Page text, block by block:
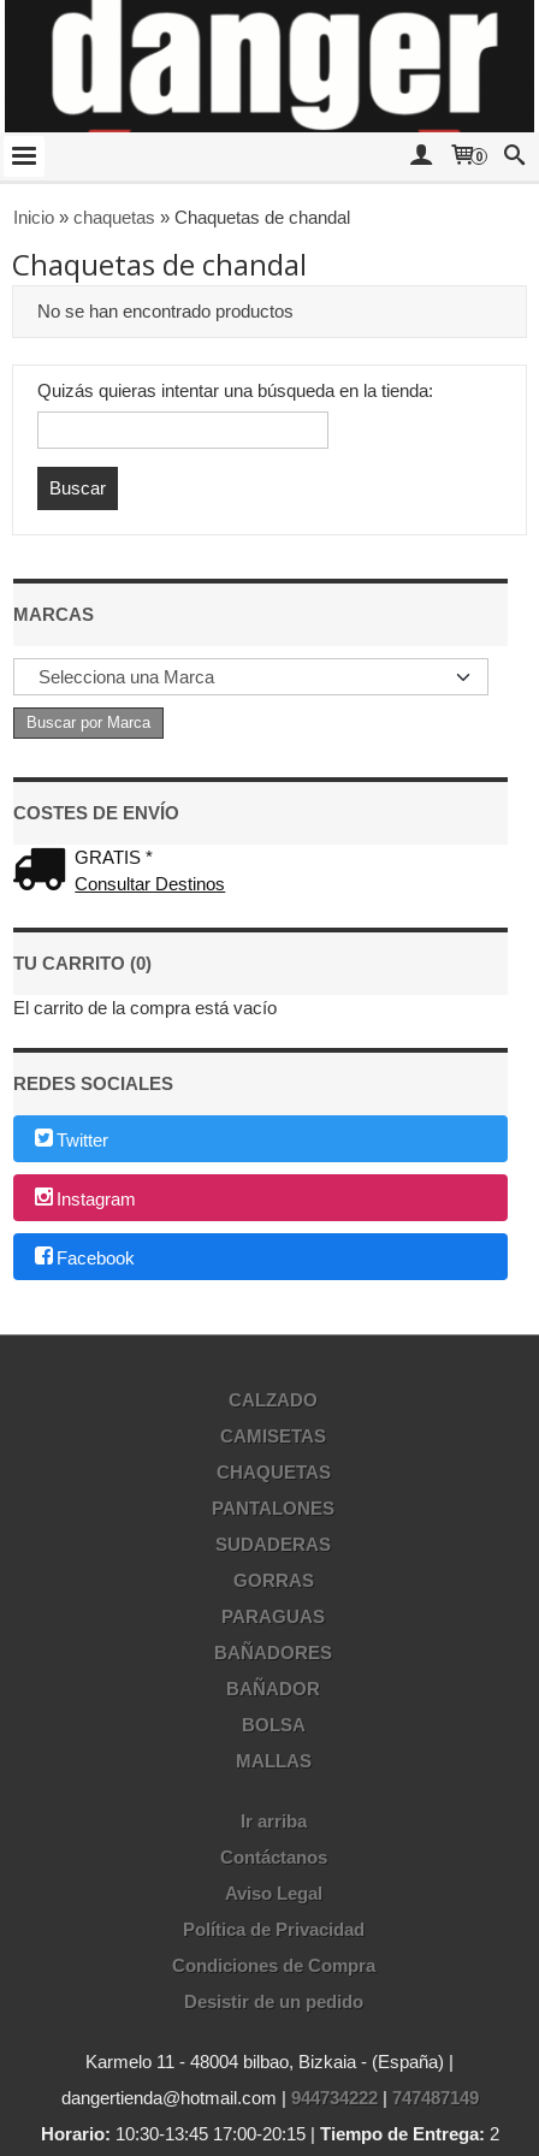
0
MARCAS
COSTES DE ENVÍO
GRATIS *
Consultar Destinos
TU CARRITO (0)
El carrito de la compra está vacío
REDES SOCIALES
Twitter
Instagram
Facebook
Inicio » chaquetas » Chaquetas de chandal
Chaquetas de chandal
No se han encontrado productos
Quizás quieras intentar una búsqueda en la tienda:
CALZADO
CAMISETAS
CHAQUETAS
PANTALONES
SUDADERAS
GORRAS
PARAGUAS
BAÑADORES
BAÑADOR
BOLSA
MALLAS
Ir arriba
Contáctanos
Aviso Legal
Política de Privacidad
Condiciones de Compra
Desistir de un pedido
Karmelo 11 - 48004 bilbao, Bizkaia - (España) |
dangertienda@hotmail.com | 944734222| 747487149
Horario: 10:30-13:45 17:00-20:15 | Tiempo de Entrega: 2